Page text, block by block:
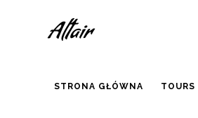
STRONA GŁÓWNA TOURS